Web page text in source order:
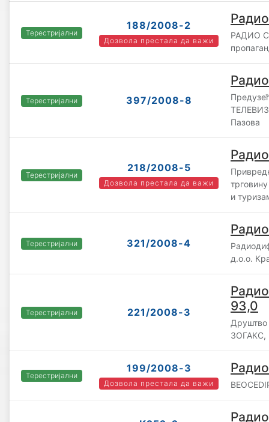
Терестријални
188/2008-2
Дозвола престала да важи
РАДИО
Терестријални 397/2008-8
Пазова
Терестријални
218/2008-5
Дозвола престала да важи
и
Терестријални 321/2008-4
д.о.о.
Терестријални 221/2008-3
93,0
Друштво
ЗОГАКС,
Терестријални
199/2008-3
Дозвола престала да важи